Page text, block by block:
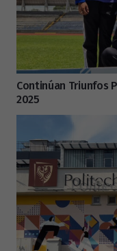
Continúan Triunfos
2025